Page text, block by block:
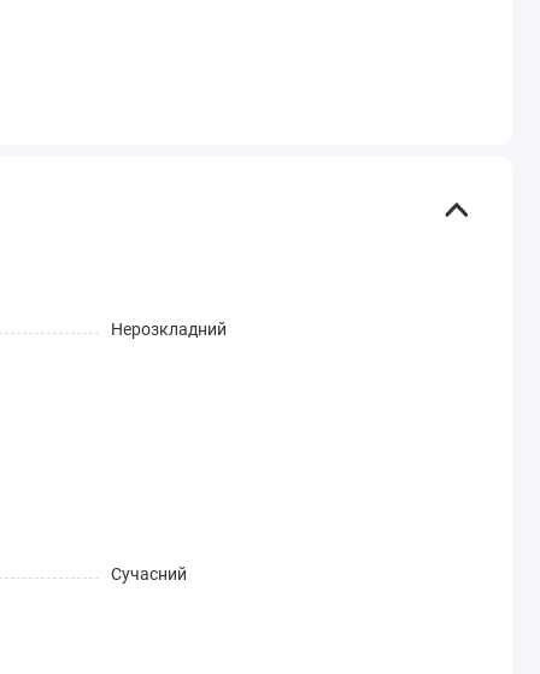
Нерозкладний
Сучасний